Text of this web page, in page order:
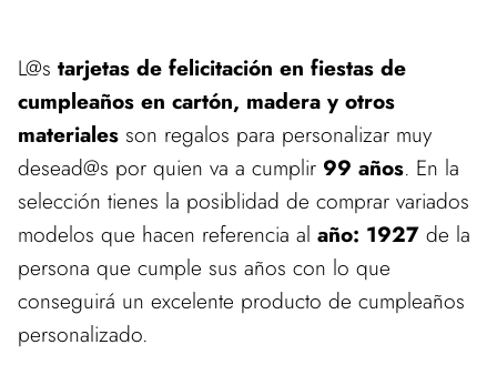
L@s tarjetas de felicitación en fiestas de
cumpleaños en cartón, madera y otros
materiales son regalos para personalizar muy
desead@s por quien va a cumplir 99 años. En la
selección tienes la posiblidad de comprar variados
modelos que hacen referencia al año: 1927 de la
persona que cumple sus años con lo que
conseguirá un excelente producto de cumpleaños
personalizado.